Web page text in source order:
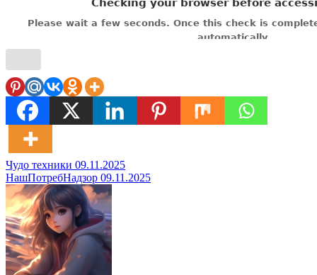
Навигация
по
записям
Чудо техники 09.11.2025
НашПотребНадзор 09.11.2025